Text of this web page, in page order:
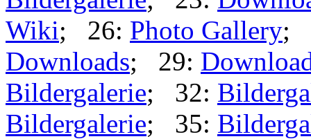
Wiki; 26: Photo Gallery;
Downloads; 29:
Bildergalerie; 32:
Bildergalerie; 35: